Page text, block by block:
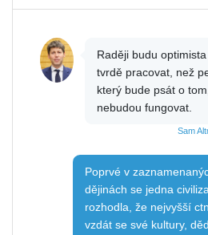
Raději budu
tvrdě pracovat, než
který bude psát o
nebudou fungovat.
Sam
Poprvé v
dějinách se jedna
rozhodla, že nejvyšší
vzdát se své kultury,